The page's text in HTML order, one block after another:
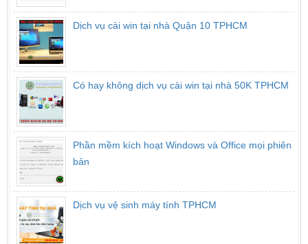
Dịch vụ cài win tại nhà Quận 10 TPHCM
Có hay không dịch vụ cài win tại nhà 50K TPHCM
Phần mềm kích hoạt Windows và Office mọi phiên
bản
Dịch vụ vệ sinh máy tính TPHCM